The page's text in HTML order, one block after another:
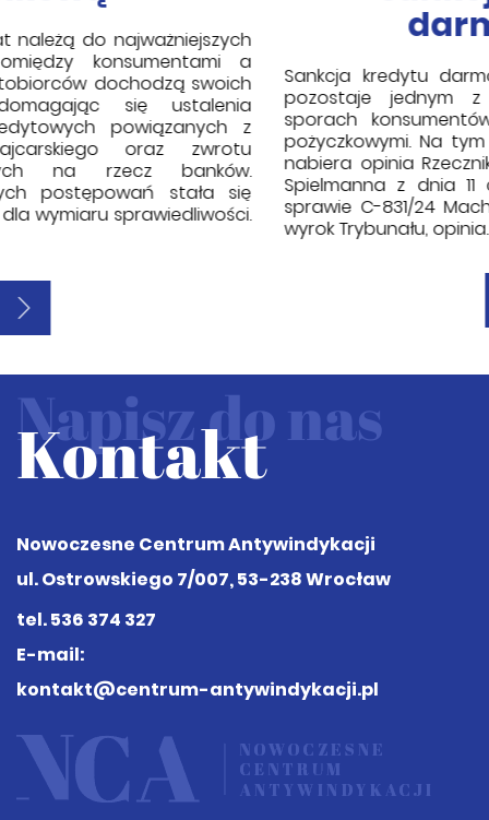
darmowego
Sankcja kredytu darmowego od pewnego czasu
pozostaje jednym z ważniejszych tematów w
sporach konsumentów z bankami i instytucjami
pożyczkowymi. Na tym tle szczególnego znaczenia
nabiera opinia Rzecznika Generalnego TSUE Deana
Spielmanna z dnia 11 czerwca 2026 r. wydana w
sprawie C-831/24 Machski. Choć nie jest to jeszcze
wyrok Trybunału, opinia…
Napisz do nas
Kontakt
Nowoczesne Centrum Antywindykacji
ul. Ostrowskiego 7/007, 53-238 Wrocław
tel. 536 374 327
E-mail:
kontakt@centrum-antywindykacji.pl